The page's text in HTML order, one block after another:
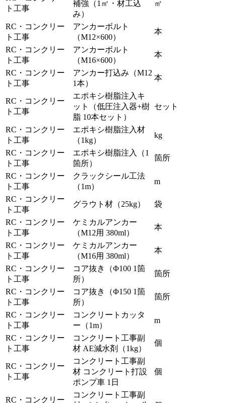
ト工事
補強（1㎡・材工込
み）
㎡
RC・コンクリー
ト工事
アンカーボルト
（M12×600）
本
RC・コンクリー
ト工事
アンカーボルト
（M16×600）
本
RC・コンクリー
ト工事
アンカー打込み（M12
1本）
本
RC・コンクリー
ト工事
エポキシ樹脂注入キ
ット（低圧注入器+樹
脂 10本セット）
セット
RC・コンクリー
ト工事
エポキシ樹脂注入材
（1kg）
kg
RC・コンクリー
ト工事
エポキシ樹脂注入（1
箇所）
箇所
RC・コンクリー
ト工事
クラックシール工法
（1m）
m
RC・コンクリー
ト工事
グラウト材（25kg） 袋
RC・コンクリー
ト工事
ケミカルアンカー
（M12用 380ml）
本
RC・コンクリー
ト工事
ケミカルアンカー
（M16用 380ml）
本
RC・コンクリー
ト工事
コア抜き（Φ100 1箇
所）
箇所
RC・コンクリー
ト工事
コア抜き（Φ150 1箇
所）
箇所
RC・コンクリー
ト工事
コンクリートカッタ
ー（1m）
m
RC・コンクリー
ト工事
コンクリート工事副
材 AE減水剤（1kg）
個
RC・コンクリー
ト工事
コンクリート工事副
材 コンクリート打設
ポンプ車 1日
個
RC・コンクリー
コンクリート工事副